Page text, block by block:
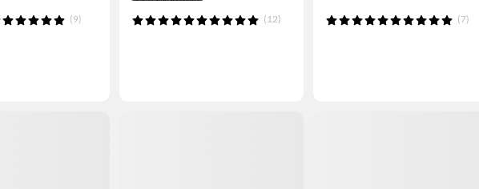
(9) (12) (7)